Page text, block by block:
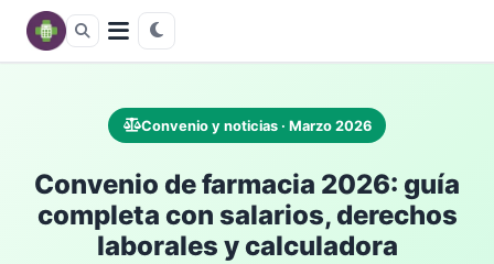
Convenio y noticias · Marzo 2026
Convenio de farmacia 2026: guía
completa con salarios, derechos
laborales y calculadora